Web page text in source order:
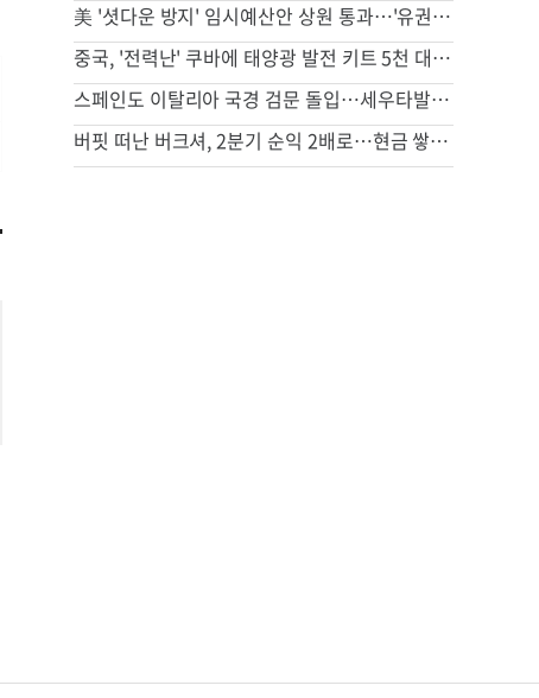
美 '셧다운 방지' 임시예산안 상원 통과…'유권자 ID법'은 좌절
중국, '전력난' 쿠바에 태양광 발전 키트 5천 대 기증
스페인도 이탈리아 국경 검문 돌입…세우타발 갈등 고조
버핏 떠난 버크셔, 2분기 순익 2배로…현금 쌓기서 투자로 전환